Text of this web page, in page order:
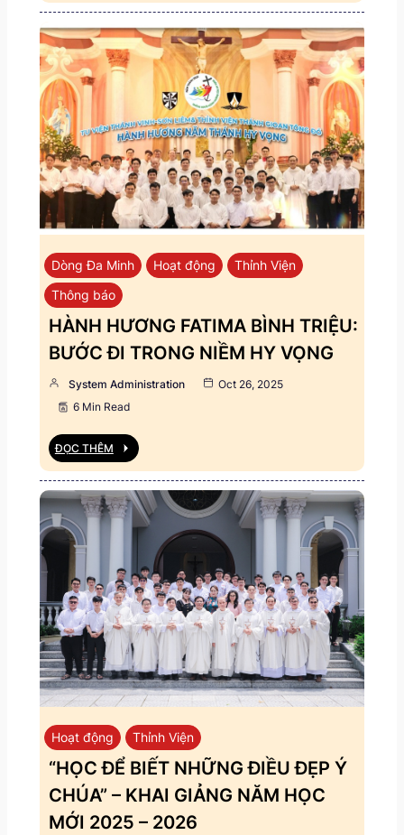
Dòng Đa Minh Hoạt động
Thỉnh Viện
Thông báo
HÀNH HƯƠNG FATIMA BÌNH TRIỆU:
BƯỚC ĐI TRONG NIỀM HY VỌNG
System Administration
Oct 26, 2025
6 Min Read
ĐỌC THÊM
Hoạt động Thỉnh Viện
“HỌC ĐỂ BIẾT NHỮNG ĐIỀU ĐẸP Ý
CHÚA” – KHAI GIẢNG NĂM HỌC
MỚI 2025 – 2026